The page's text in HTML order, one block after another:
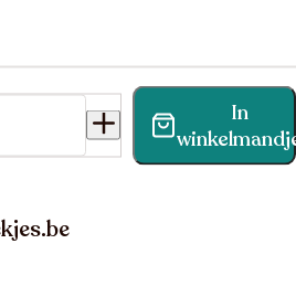
In
op je vraag op onze